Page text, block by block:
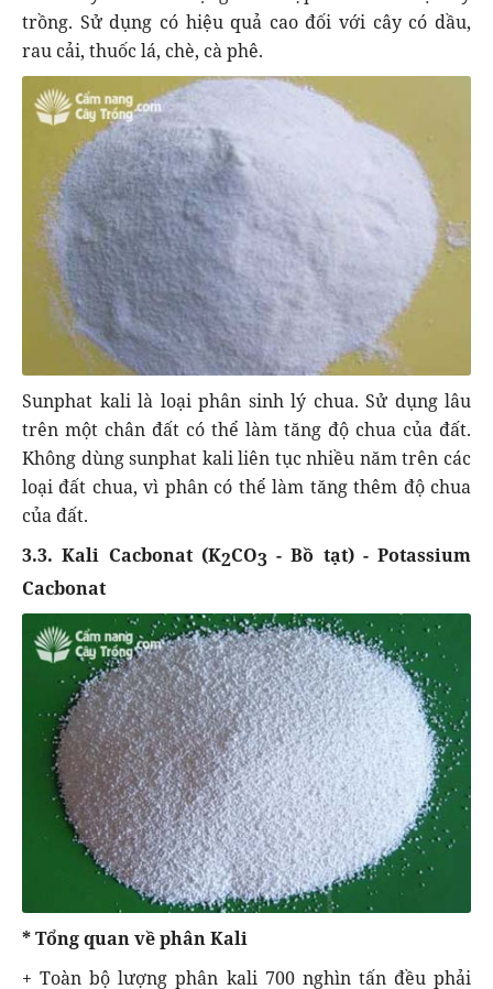
trồng. Sử dụng có hiệu quả cao đối với cây có dầu,
rau cải, thuốc lá, chè, cà phê.
Sunphat kali là loại phân sinh lý chua. Sử dụng lâu
trên một chân đất có thể làm tăng độ chua của đất.
Không dùng sunphat kali liên tục nhiều năm trên các
loại đất chua, vì phân có thể làm tăng thêm độ chua
của đất.
3.3. Kali Cacbonat (K2CO3 - Bồ tạt) - Potassium
Cacbonat
* Tổng quan về phân Kali
+ Toàn bộ lượng phân kali 700 nghìn tấn đều phải